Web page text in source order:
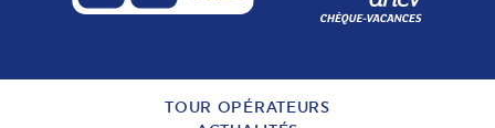
TOUR OPÉRATEURS